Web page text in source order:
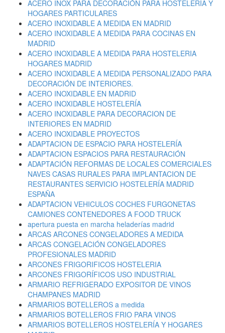
ACERO INOX PARA DECORACIÓN PARA HOSTELERÍA Y
HOGARES PARTICULARES
ACERO INOXIDABLE A MEDIDA EN MADRID
ACERO INOXIDABLE A MEDIDA PARA COCINAS EN
MADRID
ACERO INOXIDABLE A MEDIDA PARA HOSTELERIA
HOGARES MADRID
ACERO INOXIDABLE A MEDIDA PERSONALIZADO PARA
DECORACIÓN DE INTERIORES.
ACERO INOXIDABLE EN MADRID
ACERO INOXIDABLE HOSTELERÍA
ACERO INOXIDABLE PARA DECORACION DE
INTERIORES EN MADRID
ACERO INOXIDABLE PROYECTOS
ADAPTACION DE ESPACIO PARA HOSTELERÍA
ADAPTACION ESPACIOS PARA RESTAURACIÓN
ADAPTACIÓN REFORMAS DE LOCALES COMERCIALES
NAVES CASAS RURALES PARA IMPLANTACION DE
RESTAURANTES SERVICIO HOSTELERÍA MADRID
ESPAÑA
ADAPTACION VEHICULOS COCHES FURGONETAS
CAMIONES CONTENEDORES A FOOD TRUCK
apertura puesta en marcha heladerías madrid
ARCAS ARCONES CONGELADORES A MEDIDA
ARCAS CONGELACIÓN CONGELADORES
PROFESIONALES MADRID
ARCONES FRIGORIFICOS HOSTELERIA
ARCONES FRIGORÍFICOS USO INDUSTRIAL
ARMARIO REFRIGERADO EXPOSITOR DE VINOS
CHAMPANES MADRID
ARMARIOS BOTELLEROS a medida
ARMARIOS BOTELLEROS FRIO PARA VINOS
ARMARIOS BOTELLEROS HOSTELERÍA Y HOGARES